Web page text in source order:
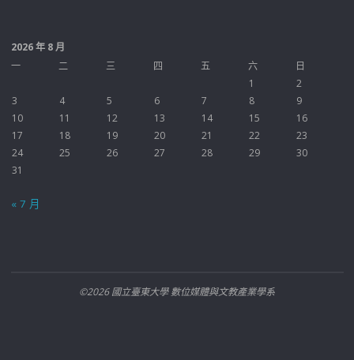
2026 年 8 月
一
二 三 四 五 六
日
1
2
3
4 5 6 7 8
9
10
11 12 13 14 15
16
17
18 19 20 21 22
23
24
25 26 27 28 29
30
31
« 7 月
©2026 國立臺東大學 數位媒體與文教產業學系